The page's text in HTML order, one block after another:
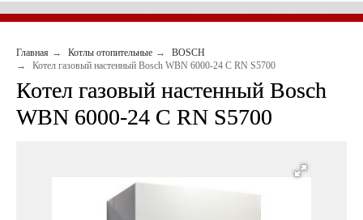
Главная Котлы отопительные
BOSCH
Котел газовый настенный Bosch WBN 6000-24 C RN S5700
Котел газовый настенный Bosch
WBN 6000-24 C RN S5700